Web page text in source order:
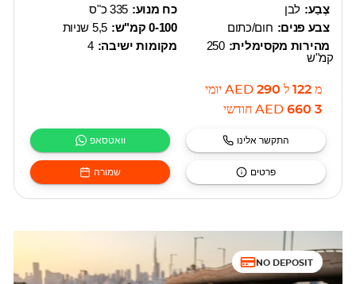
כח מנוע: 335 כ"ס
0-100 קמ"ש:
5,5 שניות
מקומות ישיבה: 4
צֶבַע: לבן
צבע פנים: חום/כתום
מהירות מקסימלית: 250
קמ"ש
מ 122 ל 290
AED יומי
3 660
AED חודשי
וואטסאפ התקשר אלינו
שמורה פרטים
NO DEPOSIT